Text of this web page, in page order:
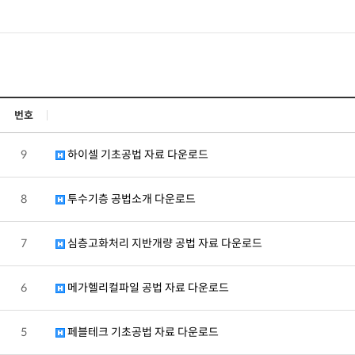
깊은기초
고객센터
번호
9 하이셀 기초공법 자료 다운로드
8 투수기층 공법소개 다운로드
7 심층고화처리 지반개량 공법 자료 다운로드
6 메가헬리컬파일 공법 자료 다운로드
5 페블테크 기초공법 자료 다운로드